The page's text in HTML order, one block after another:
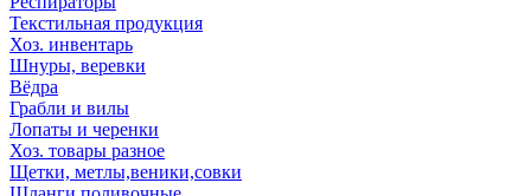
Текстильная продукция
Хоз. инвентарь
Шнуры, веревки
Вёдра
Грабли и вилы
Лопаты и черенки
Хоз. товары разное
Щетки, метлы,веники,совки